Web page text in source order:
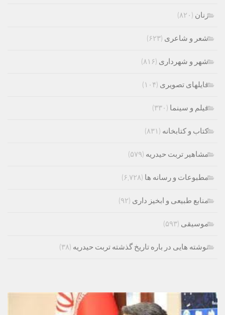
زنان (۸۲۰)
شعر و شاعری (۶۲۳)
شهر و شهرداری (۸۱۶)
فایلهای تصویری (۱۰۴)
فیلم و سینما (۳۳۰)
کتاب و کتابخانه (۸۳۱)
مشاهیر تربت حیدریه (۵۷۹)
مطبوعات و رسانه ها (۶,۷۲۸)
منابع طبیعی و ابخیز داری (۹۲)
موسیقی (۵۹۳)
نوشته هایی در باره تاریخ گذشته تربت حیدریه (۳۸)